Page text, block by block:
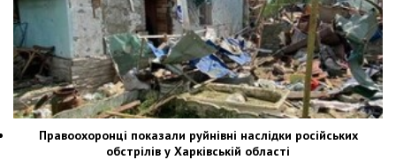
Правоохоронці показали руйнівні наслідки російських
обстрілів у Харківській області